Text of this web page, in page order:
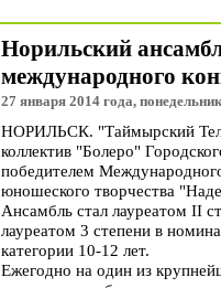
Норильский
международного
27 января 2014 года,
НОРИЛЬСК. "Таймырский
коллектив "Болеро"
победителем
юношеского творчества
Ансамбль стал лауреатом II
лауреатом 3 степени в
категории 10-12 лет.
Ежегодно на один из